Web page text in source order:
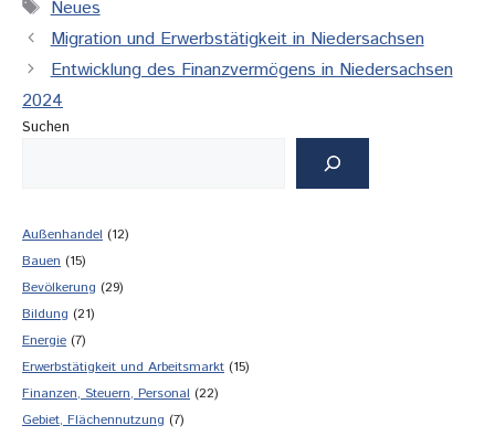
Neues
Migration und Erwerbstätigkeit in Niedersachsen
Entwicklung des Finanzvermögens in Niedersachsen
2024
Suchen
Außenhandel (12)
Bauen (15)
Bevölkerung (29)
Bildung (21)
Energie (7)
Erwerbstätigkeit und Arbeitsmarkt (15)
Finanzen, Steuern, Personal (22)
Gebiet, Flächennutzung (7)